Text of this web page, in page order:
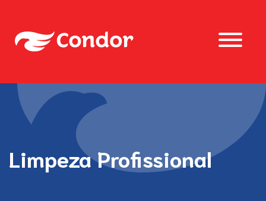
Limpeza Profissional